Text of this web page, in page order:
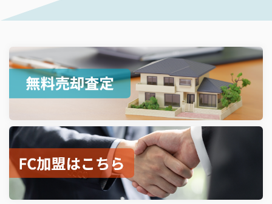
『グルメ券１万円分 ＆ オリジナルステンレス
ボトル』プレゼン...
『グルメ券１万円分 ＆ オリジナルステンレス
ボトル』プレゼントキャンペーンアルイエでは
皆様への感謝の気持ちを込めて、地元の名店で
使える グルメ券１万円分✨ ＆ オリジナルステ
ンレスボトルをプレゼントす...